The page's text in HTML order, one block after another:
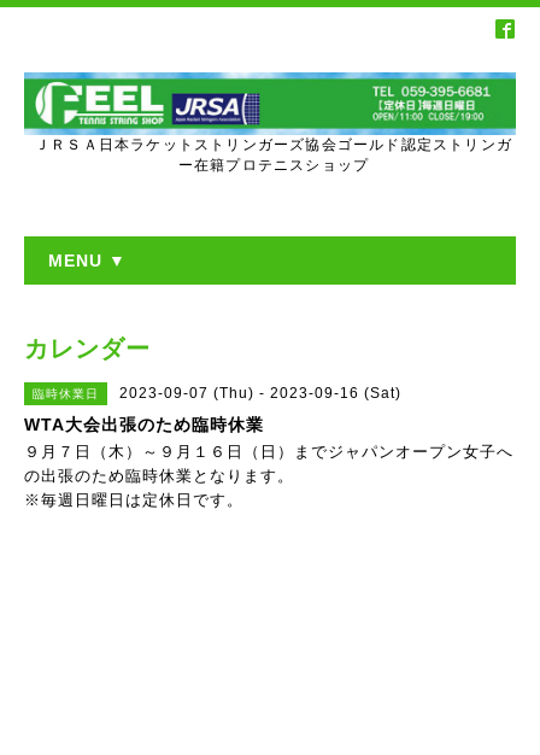
ＪＲＳＡ日本ラケットストリンガーズ協会ゴールド認定ストリンガ
ー在籍プロテニスショップ
MENU ▼
カレンダー
臨時休業日 2023-09-07 (Thu) - 2023-09-16 (Sat)
WTA大会出張のため臨時休業
９月７日（木）～９月１６日（日）までジャパンオープン女子へ
の出張のため臨時休業となります。
※毎週日曜日は定休日です。